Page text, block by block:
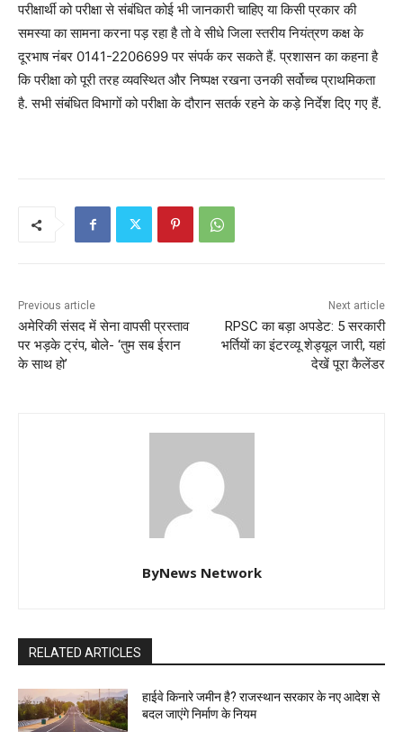
परीक्षार्थी को परीक्षा से संबंधित कोई भी जानकारी चाहिए या किसी प्रकार की
समस्या का सामना करना पड़ रहा है तो वे सीधे जिला स्तरीय नियंत्रण कक्ष के
दूरभाष नंबर 0141-2206699 पर संपर्क कर सकते हैं. प्रशासन का कहना है
कि परीक्षा को पूरी तरह व्यवस्थित और निष्पक्ष रखना उनकी सर्वोच्च प्राथमिकता
है. सभी संबंधित विभागों को परीक्षा के दौरान सतर्क रहने के कड़े निर्देश दिए गए हैं.
Previous article
अमेरिकी संसद में सेना वापसी प्रस्ताव
पर भड़के ट्रंप, बोले- ‘तुम सब ईरान
के साथ हो’
Next article
RPSC का बड़ा अपडेट: 5 सरकारी
भर्तियों का इंटरव्यू शेड्यूल जारी, यहां
देखें पूरा कैलेंडर
ByNews Network
RELATED ARTICLES
हाईवे किनारे जमीन है? राजस्थान सरकार के नए आदेश से
बदल जाएंगे निर्माण के नियम